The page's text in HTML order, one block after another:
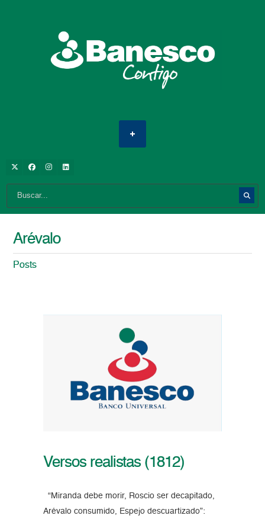
Arévalo
Posts
Versos realistas (1812)
“Miranda debe morir, Roscio ser decapitado,
Arévalo consumido, Espejo descuartizado”: